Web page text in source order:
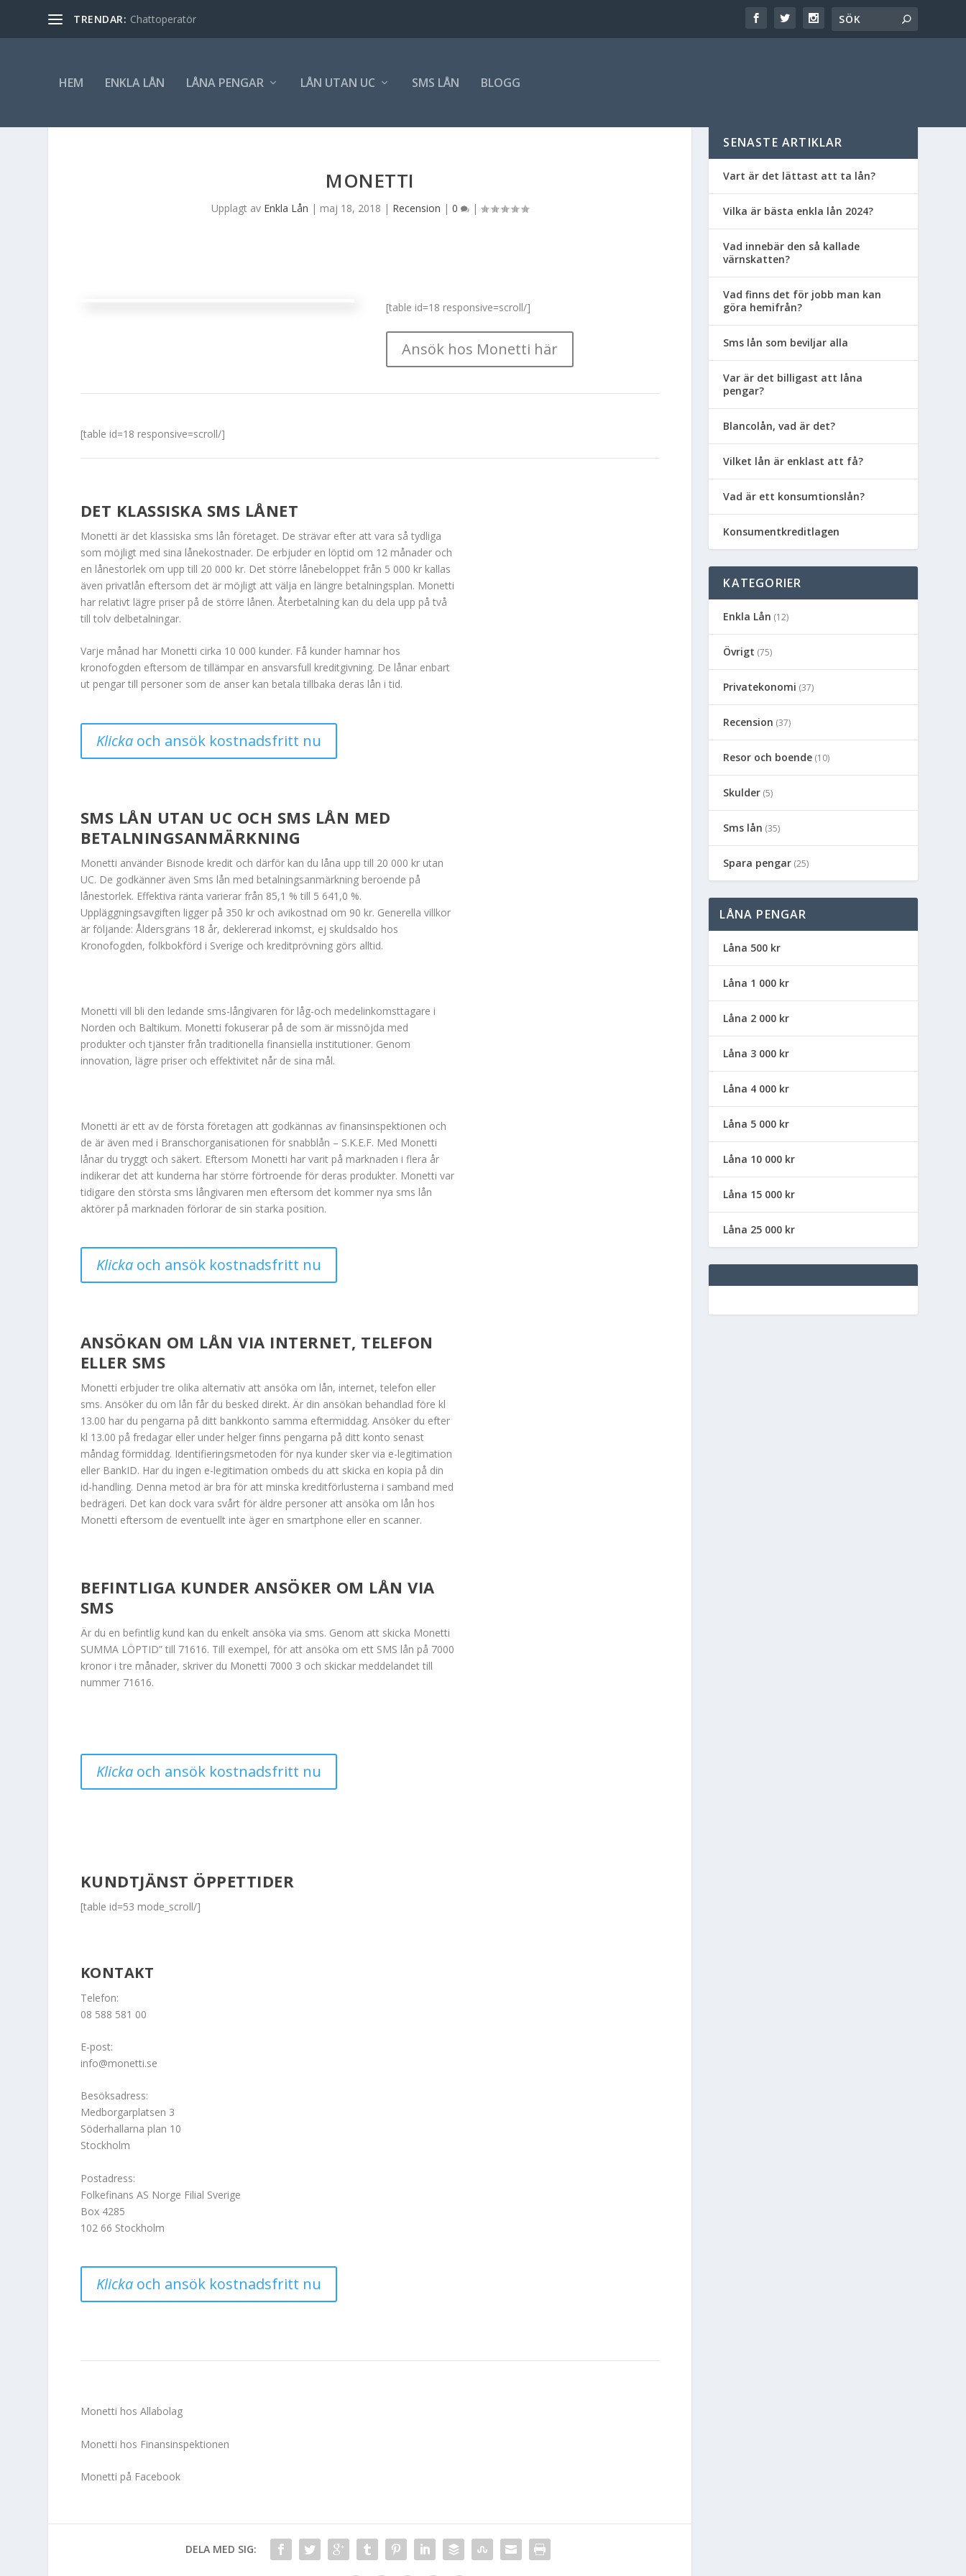
TRENDAR: Chattoperatör
HEM ENKLA LÅN LÅNA PENGAR LÅN UTAN UC SMS LÅN BLOGG
MONETTI
Upplagt av Enkla Lån | maj 18, 2018 | Recension |0 |
[table id=18 responsive=scroll/]
Ansök hos Monetti här
[table id=18 responsive=scroll/]
DET KLASSISKA SMS LÅNET
Monetti är det klassiska sms lån företaget. De strävar efter att vara så tydliga
som möjligt med sina lånekostnader. De erbjuder en löptid om 12 månader och
en lånestorlek om upp till 20 000 kr. Det större lånebeloppet från 5 000 kr kallas
även privatlån eftersom det är möjligt att välja en längre betalningsplan. Monetti
har relativt lägre priser på de större lånen. Återbetalning kan du dela upp på två
till tolv delbetalningar.
Varje månad har Monetti cirka 10 000 kunder. Få kunder hamnar hos
kronofogden eftersom de tillämpar en ansvarsfull kreditgivning. De lånar enbart
ut pengar till personer som de anser kan betala tillbaka deras lån i tid.
Klickaoch ansök kostnadsfritt nu
SMS LÅN UTAN UC OCH SMS LÅN MED
BETALNINGSANMÄRKNING
Monetti använder Bisnode kredit och därför kan du låna upp till 20 000 kr utan
UC. De godkänner även Sms lån med betalningsanmärkningberoende på
lånestorlek. Effektiva ränta varierar från 85,1 % till 5 641,0 %.
Uppläggningsavgiften ligger på 350 kr och avikostnad om 90 kr. Generella villkor
är följande: Åldersgräns 18 år, deklererad inkomst, ej skuldsaldo hos
Kronofogden, folkbokförd i Sverige och kreditprövning görs alltid.
Monetti vill bli den ledande sms-långivaren för låg-och medelinkomsttagare i
Norden och Baltikum. Monetti fokuserar på de som är missnöjda med
produkter och tjänster från traditionella finansiella institutioner. Genom
innovation, lägre priser och effektivitet når de sina mål.
Monetti är ett av de första företagen att godkännas av finansinspektionen och
de är även med i Branschorganisationen för snabblån – S.K.E.F. Med Monetti
lånar du tryggt och säkert. Eftersom Monetti har varit på marknaden i flera år
indikerar det att kunderna har större förtroende för deras produkter. Monetti var
tidigare den största sms långivaren men eftersom det kommer nya sms lån
aktörer på marknaden förlorar de sin starka position.
Klickaoch ansök kostnadsfritt nu
ANSÖKAN OM LÅN VIA INTERNET, TELEFON
ELLER SMS
Monetti erbjuder tre olika alternativ att ansöka om lån, internet, telefon eller
sms. Ansöker du om lån får du besked direkt. Är din ansökan behandlad före kl
13.00 har du pengarna på ditt bankkonto samma eftermiddag. Ansöker du efter
kl 13.00 på fredagar eller under helger finns pengarna på ditt konto senast
måndag förmiddag. Identifieringsmetoden för nya kunder sker via e-legitimation
eller BankID. Har du ingen e-legitimation ombeds du att skicka en kopia på din
id-handling. Denna metod är bra för att minska kreditförlusterna i samband med
bedrägeri. Det kan dock vara svårt för äldre personer att ansöka om lån hos
Monetti eftersom de eventuellt inte äger en smartphone eller en scanner.
BEFINTLIGA KUNDER ANSÖKER OM LÅN VIA
SMS
Är du en befintlig kund kan du enkelt ansöka via sms. Genom att skicka Monetti
SUMMA LÖPTID” till 71616. Till exempel, för att ansöka om ett SMS lån på 7000
kronor i tre månader, skriver du Monetti 7000 3 och skickar meddelandet till
nummer 71616.
Klickaoch ansök kostnadsfritt nu
KUNDTJÄNST ÖPPETTIDER
[table id=53 mode_scroll/]
KONTAKT
Telefon:
08 588 581 00
E-post:
info@monetti.se
Besöksadress:
Medborgarplatsen 3
Söderhallarna plan 10
Stockholm
Postadress:
Folkefinans AS Norge Filial Sverige
Box 4285
102 66 Stockholm
Klickaoch ansök kostnadsfritt nu
Monetti hos Allabolag
Monetti hos Finansinspektionen
Monetti på Facebook
DELA MED SIG:
SENASTE ARTIKLAR
Vart är det lättast att ta lån?
Vilka är bästa enkla lån 2024?
Vad innebär den så kallade
värnskatten?
Vad finns det för jobb man kan
göra hemifrån?
Sms lån som beviljar alla
Var är det billigast att låna
pengar?
Blancolån, vad är det?
Vilket lån är enklast att få?
Vad är ett konsumtionslån?
Konsumentkreditlagen
KATEGORIER
Enkla Lån (12)
Övrigt (75)
Privatekonomi (37)
Recension (37)
Resor och boende (10)
Skulder (5)
Sms lån (35)
Spara pengar (25)
LÅNA PENGAR
Låna 500 kr
Låna 1 000 kr
Låna 2 000 kr
Låna 3 000 kr
Låna 4 000 kr
Låna 5 000 kr
Låna 10 000 kr
Låna 15 000 kr
Låna 25 000 kr